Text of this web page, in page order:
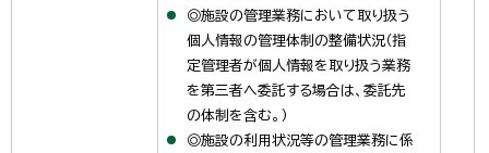
◎施設の管理業務において取り扱う
個人情報の管理体制の整備状況（指
定管理者が個人情報を取り扱う業務
を第三者へ委託する場合は、委託先
の体制を含む。）
◎施設の利用状況等の管理業務に係